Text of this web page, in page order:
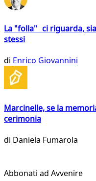
La "folla" ci riguarda,
stessi
di Enrico Giovannini
Marcinelle, se la
cerimonia
di Daniela Fumarola
Abbonati ad Avvenire